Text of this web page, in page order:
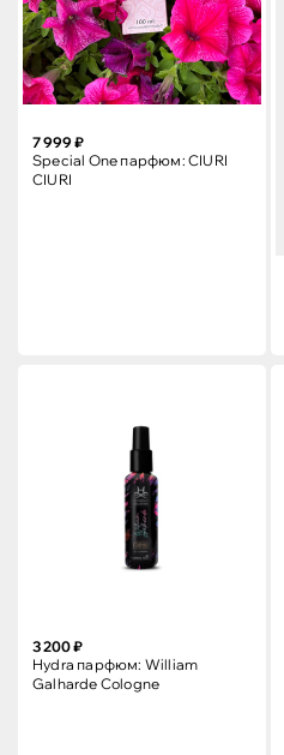
7 999 ₽
Special One парфюм: CIURI
CIURI
3 200 ₽
Hydra парфюм: William
Galharde Cologne